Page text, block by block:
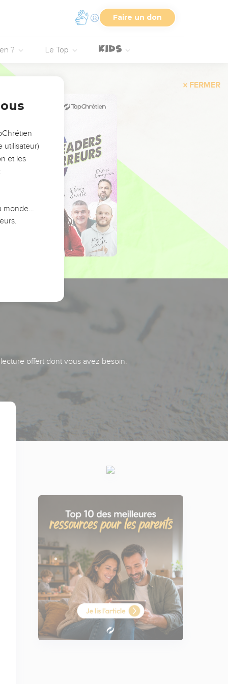
Faire un don
? Le Top
FERMER
offert dont vous avez besoin.
utilisateur)
et les
monde…